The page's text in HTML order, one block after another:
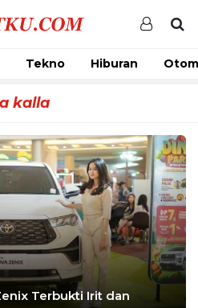
Tekno Hiburan
kalla
Terbukti Irit dan